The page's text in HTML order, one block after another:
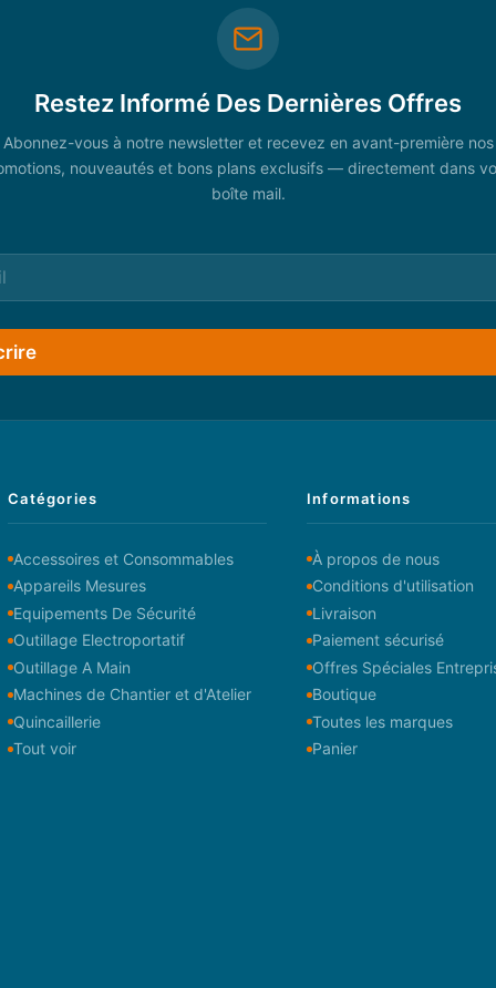
Restez Informé Des Dernières Offres
Abonnez-vous à notre newsletter et recevez en avant-première nos
nouveautés et bons plans exclusifs — directement dans
boîte mail.
Catégories
Accessoires et Consommables
Appareils Mesures
Equipements De Sécurité
Outillage Electroportatif
Outillage A Main
Machines de Chantier et d'Atelier
Quincaillerie
Tout voir
Informations
À propos de nous
Conditions d'utilisation
Livraison
Paiement sécurisé
Offres Spéciales
Boutique
Toutes les marques
Panier